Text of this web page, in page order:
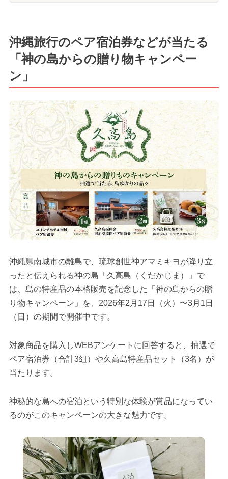
沖縄旅行のペア宿泊券などが当たる
「神の島からの贈り物キャンペー
ン」
沖縄県南城市の離島で、琉球創世神アマミキヨが降り立
ったと伝えられる神の島「久高島（くだかじま）」で
は、島の特産品の本格販売を記念した「神の島からの贈
り物キャンペーン」を、2026年2月17日（火）〜3月1日
（日）の期間で開催中です。
対象商品を購入しWEBアンケートに回答すると、抽選で
ペア宿泊券（合計3組）や久高島特産品セット（3名）が
当たります。
神秘的な島への宿泊という特別な体験が賞品になってい
るのがこのキャンペーンの大きな魅力です。